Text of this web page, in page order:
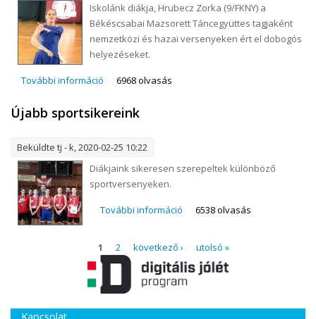
Iskolánk diákja, Hrubecz Zorka (9/FKNY) a
Békéscsabai Mazsorett Táncegyüttes tagjaként
nemzetközi és hazai versenyeken ért el dobogós
helyezéseket.
További információ Közgés diák sikere nemzetközi és hazai
kapcsolatosan
6968 olvasás
Újabb sportsikereink
Beküldte tj - k, 2020-02-25 10:22
Diákjaink sikeresen szerepeltek különböző
sportversenyeken.
További információ Újabb sportsikereink
6538 olvasás
1 2 következő › utolsó »
Kapcsolat